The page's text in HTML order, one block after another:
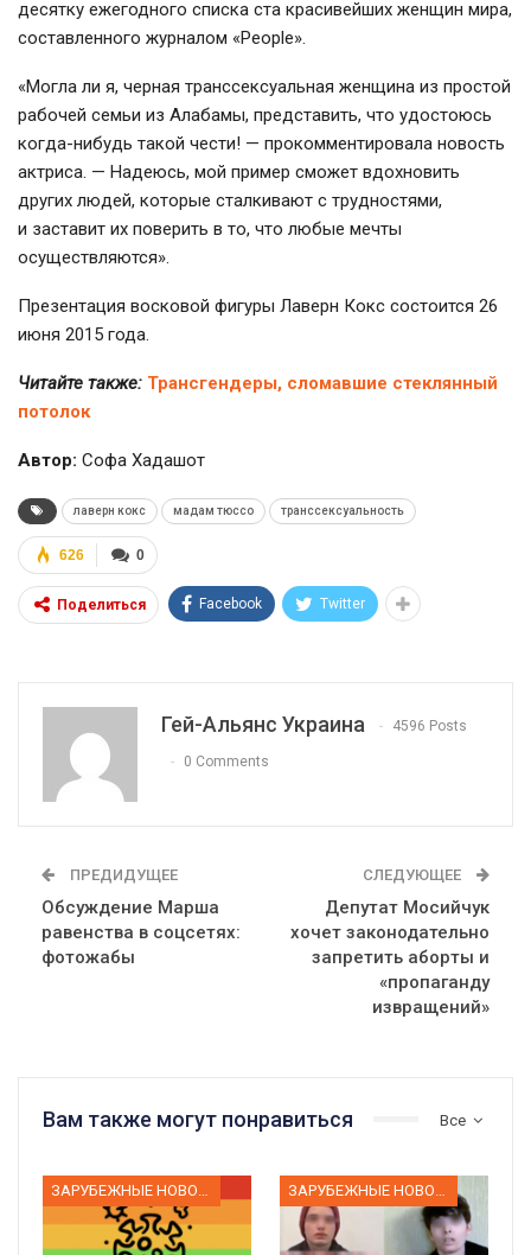
десятку ежегодного списка ста красивейших женщин мира,
составленного журналом «People».
«Могла ли я, черная транссексуальная женщина из простой
рабочей семьи из Алабамы, представить, что удостоюсь
когда-нибудь такой чести! — прокомментировала новость
актриса. — Надеюсь, мой пример сможет вдохновить
других людей, которые сталкивают с трудностями,
и заставит их поверить в то, что любые мечты
осуществляются».
Презентация восковой фигуры Лаверн Кокс состоится 26
июня 2015 года.
Читайте также: Трансгендеры, сломавшие стеклянный
потолок
Автор: Софа Хадашот
лаверн кокс мадам тюссо транссексуальность
0
626
Поделиться Facebook Twitter
Гей-Альянс Украина 4596 Posts
0 Comments
ПРЕДИДУЩЕЕ
Обсуждение Марша
равенства в соцсетях:
фотожабы
СЛЕДУЮЩЕЕ
Депутат Мосийчук
хочет законодательно
запретить аборты и
«пропаганду
извращений»
Все
Вам также могут понравиться